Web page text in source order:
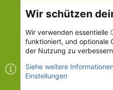
Wir schützen
Wir verwenden essentielle
funktioniert, und optionale
der Nutzung zu
Siehe weitere
Einstellungen